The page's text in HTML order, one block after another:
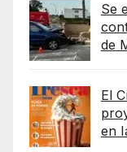
Se
de
El
en